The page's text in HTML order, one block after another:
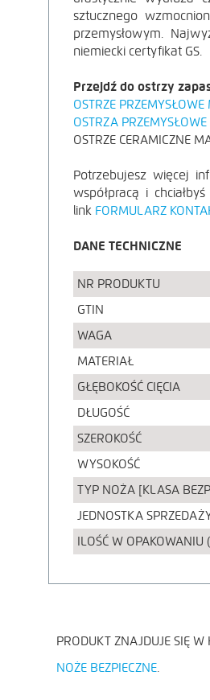
sztucznego
przemysłowym.
niemiecki certyfikat GS.
Przejdź do ostrzy
OSTRZE
OSTRZA
OSTRZE CERAMICZNE
Potrzebujesz więcej
współpracą i
link FORMULARZ
DANE TECHNICZNE
NR PRODUKTU
GTIN
WAGA
MATERIAŁ
GŁĘBOKOŚĆ CIĘCIA
DŁUGOŚĆ
SZEROKOŚĆ
WYSOKOŚĆ
TYP NOŻA [KLASA
JEDNOSTKA
ILOŚĆ W OPAKOWANIU
PRODUKT ZNAJDUJE SIĘ W
NOŻE BEZPIECZNE